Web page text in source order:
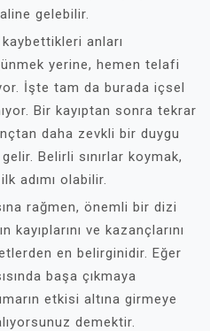
gelebilir.
anları
yerine, hemen telafi
İşte tam da burada içsel
Bir kayıptan sonra tekrar
daha zevkli bir duygu
Belirli sınırlar koymak,
adımı olabilir.
rağmen, önemli bir dizi
kayıplarını ve kazançlarını
en belirginidir. Eğer
başa çıkmaya
etkisi altına girmeye
demektir.